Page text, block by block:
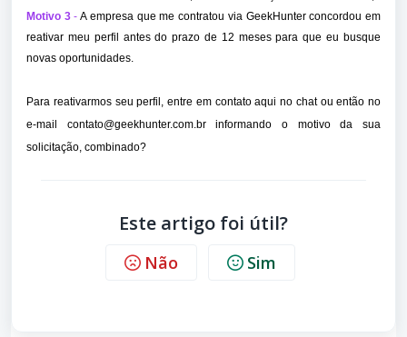
Motivo 3- A empresa que me contratou via GeekHunter concordou em
reativar meu perfil antes do prazo de 12 meses para que eu busque
novas oportunidades.
Para reativarmos seu perfil, entre em contato aqui no chat ou então no
e-mail contato@geekhunter.com.br informando o motivo da sua
solicitação, combinado?
Este artigo foi útil?
Não Sim